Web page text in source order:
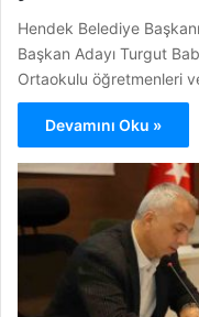
Hendek Belediye
Başkan Adayı Turgut
Ortaokulu öğretmenleri
Devamını Oku »